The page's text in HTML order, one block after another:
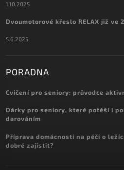
1.10.2025
Dvoumotorové křeslo RELAX již ve
5.6.2025
PORADNA
Cvičení pro seniory: průvodce
Dárky pro seniory, které potěší i
darováním
Příprava domácnosti na péči o
dobré zajistit?